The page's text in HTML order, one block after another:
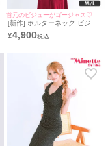
首元のビジューがゴージャス♡
[新作] ホルターネック ビジュ
ー バストコード タイトドレス
(みのり着用/M~Lサイズ対応) |
¥4,900